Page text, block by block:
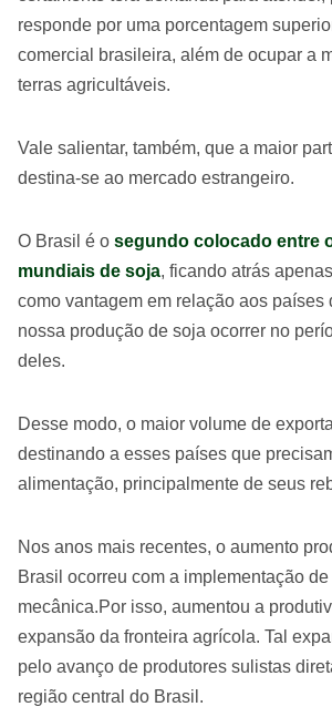
responde por uma porcentagem
comercial brasileira, além de ocupar a
terras agricultáveis.
Vale salientar, também, que a maior
destina-se ao mercado estrangeiro.
O Brasil é o segundo colocado entre
mundiais de soja, ficando atrás
como vantagem em relação aos países
nossa produção de soja ocorrer no
deles.
Desse modo, o maior volume de
destinando a esses países que
alimentação, principalmente de seus
Nos anos mais recentes, o aumento
Brasil ocorreu com a implementação de
mecânica.Por isso, aumentou a
expansão da fronteira agrícola. Tal
pelo avanço de produtores sulistas
região central do Brasil.